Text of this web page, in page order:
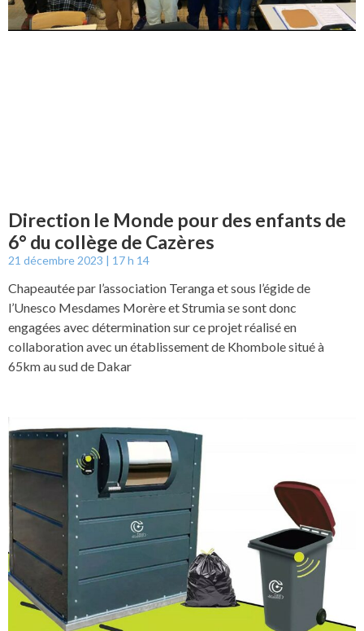
Direction le Monde pour des enfants de
6° du collège de Cazères
21 décembre 2023 17 h 14
Chapeautée par l’association Teranga et sous l’égide de
l’Unesco Mesdames Morère et Strumia se sont donc
engagées avec détermination sur ce projet réalisé en
collaboration avec un établissement de Khombole situé à
65km au sud de Dakar